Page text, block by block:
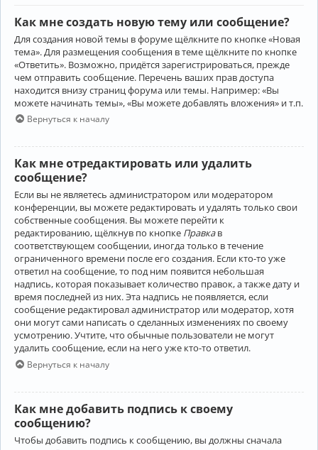
Как мне создать новую тему или сообщение?
Для создания новой темы в форуме щёлкните по кнопке «Новая
тема». Для размещения сообщения в теме щёлкните по кнопке
«Ответить». Возможно, придётся зарегистрироваться, прежде
чем отправить сообщение. Перечень ваших прав доступа
находится внизу страниц форума или темы. Например: «Вы
можете начинать темы», «Вы можете добавлять вложения» и т.п.
Вернуться к началу
Как мне отредактировать или удалить
сообщение?
Если вы не являетесь администратором или модератором
конференции, вы можете редактировать и удалять только свои
собственные сообщения. Вы можете перейти к
редактированию, щёлкнув по кнопке Правкав
соответствующем сообщении, иногда только в течение
ограниченного времени после его создания. Если кто-то уже
ответил на сообщение, то под ним появится небольшая
надпись, которая показывает количество правок, а также дату и
время последней из них. Эта надпись не появляется, если
сообщение редактировал администратор или модератор, хотя
они могут сами написать о сделанных изменениях по своему
усмотрению. Учтите, что обычные пользователи не могут
удалить сообщение, если на него уже кто-то ответил.
Вернуться к началу
Как мне добавить подпись к своему
сообщению?
Чтобы добавить подпись к сообщению, вы должны сначала